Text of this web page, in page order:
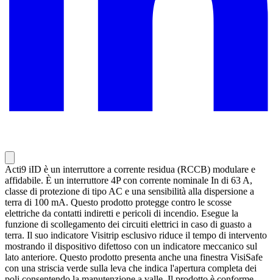
Acti9 iID è un interruttore a corrente residua (RCCB) modulare e
affidabile. È un interruttore 4P con corrente nominale In di 63 A,
classe di protezione di tipo AC e una sensibilità alla dispersione a
terra di 100 mA. Questo prodotto protegge contro le scosse
elettriche da contatti indiretti e pericoli di incendio. Esegue la
funzione di scollegamento dei circuiti elettrici in caso di guasto a
terra. Il suo indicatore Visitrip esclusivo riduce il tempo di intervento
mostrando il dispositivo difettoso con un indicatore meccanico sul
lato anteriore. Questo prodotto presenta anche una finestra VisiSafe
con una striscia verde sulla leva che indica l'apertura completa dei